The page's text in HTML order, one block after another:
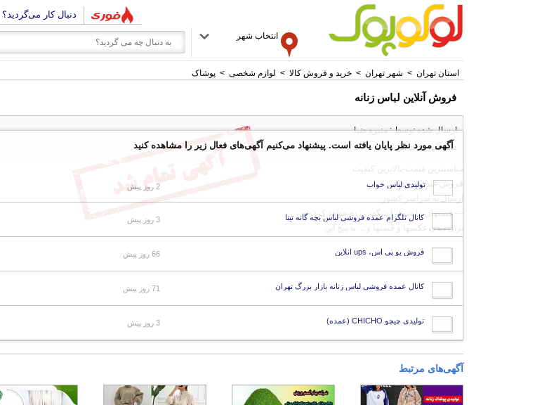
دنبال کار می‌گردید؟
انتخاب شهر
استان تهران > شهر تهران > خرید و فروش کالا > لوازم شخصی > پوشاک
فروش آنلاین لباس زنانه
ارسال شده توسط : منیره ضیا
همه آگهی های این کاربر
مناسبترین قیمت-بالاترین کیفیت
فروش غیرحضوری
ارسال به سراسر کشور
--- قیمتهای ما شما را شگفت زده خواهد کرد.---
برای دیدن عکسها و قیمتها و ... به پیج این
آگهی مورد نظر پایان یافته است. پیشنهاد می‌کنیم آگهی‌های فعال زیر را مشاهده کنید
تولیدی لباس خواب 2 روز پیش
کانال تلگرام عمده فروشی لباس بچه گانه تینا 3 روز پیش
فروش یو پی اس، ups انلاین 66 روز پیش
کانال عمده فروشی لباس زنانه بازار بزرگ تهران 71 روز پیش
تولیدی چیچو CHICHO (عمده) 3 روز پیش
آگهی‌های مرتبط